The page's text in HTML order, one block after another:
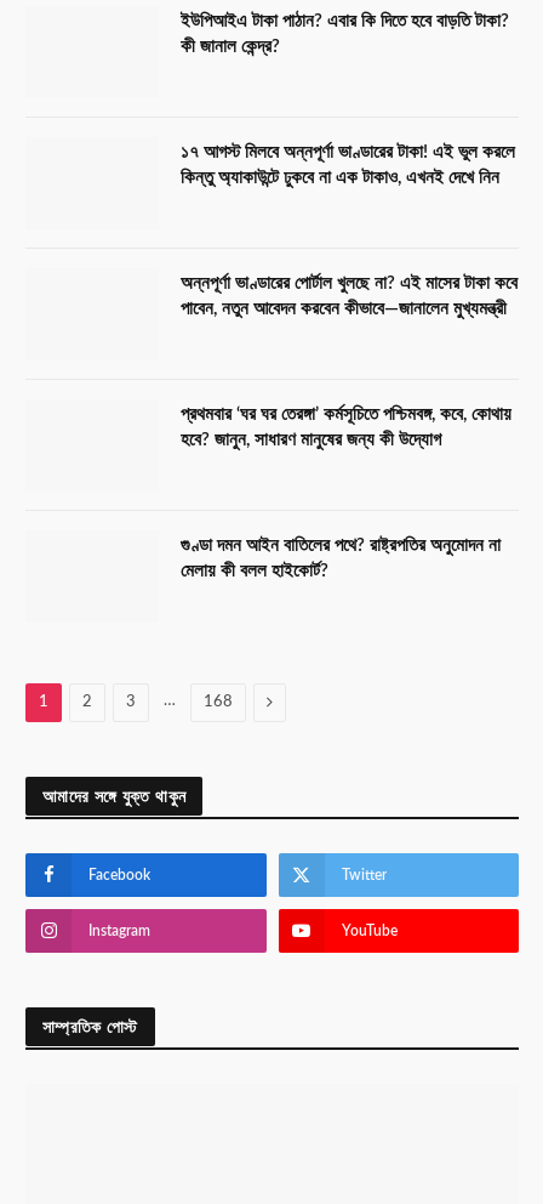
ইউপিআইএ টাকা পাঠান? এবার কি দিতে হবে বাড়তি টাকা?
কী জানাল কেন্দ্র?
১৭ আগস্ট মিলবে অন্নপূর্ণা ভাণ্ডারের টাকা! এই ভুল করলে
কিন্তু অ্যাকাউন্টে ঢুকবে না এক টাকাও, এখনই দেখে নিন
অন্নপূর্ণা ভাণ্ডারের পোর্টাল খুলছে না? এই মাসের টাকা কবে
পাবেন, নতুন আবেদন করবেন কীভাবে—জানালেন মুখ্যমন্ত্রী
প্রথমবার ‘ঘর ঘর তেরঙ্গা’ কর্মসূচিতে পশ্চিমবঙ্গ, কবে, কোথায়
হবে? জানুন, সাধারণ মানুষের জন্য কী উদ্যোগ
গুণ্ডা দমন আইন বাতিলের পথে? রাষ্ট্রপতির অনুমোদন না
মেলায় কী বলল হাইকোর্ট?
1 2 3 … 168 Next
আমাদের সঙ্গে যুক্ত থাকুন
Facebook Twitter
Instagram YouTube
সাম্প্রতিক পোস্ট